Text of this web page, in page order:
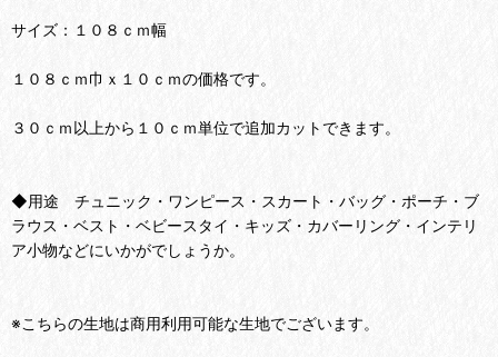
サイズ：１０８ｃｍ幅
１０８ｃｍ巾ｘ１０ｃｍの価格です。
３０ｃｍ以上から１０ｃｍ単位で追加カットできます。
◆用途 チュニック・ワンピース・スカート・バッグ・ポーチ・ブ
ラウス・ベスト・ベビースタイ・キッズ・カバーリング・インテリ
ア小物などにいかがでしょうか。
※こちらの生地は商用利用可能な生地でございます。